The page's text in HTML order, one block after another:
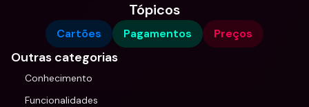
Tópicos
Cartões Pagamentos Preços
Outras categorias
Conhecimento
Funcionalidades